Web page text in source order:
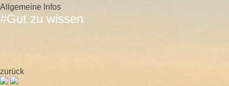
Allgemeine Infos
#Gut zu wissen
zurück